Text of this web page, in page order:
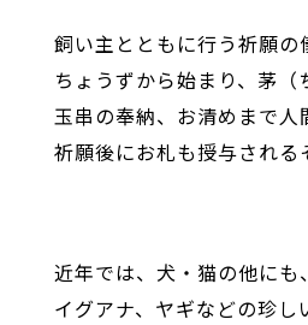
飼い主とともに行う祈願の
ちょうずから始まり、茅（
玉串の奉納、お清めまで人
祈願後にお札も授与される
近年では、犬・猫の他に
イグアナ、ヤギなどの珍し